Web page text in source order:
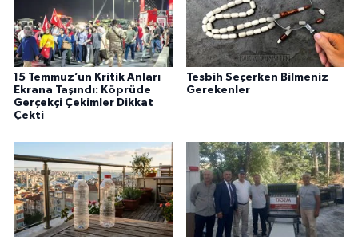
15 Temmuz’un Kritik Anları
Ekrana Taşındı: Köprüde
Gerçekçi Çekimler Dikkat
Çekti
Tesbih Seçerken Bilmeniz
Gerekenler